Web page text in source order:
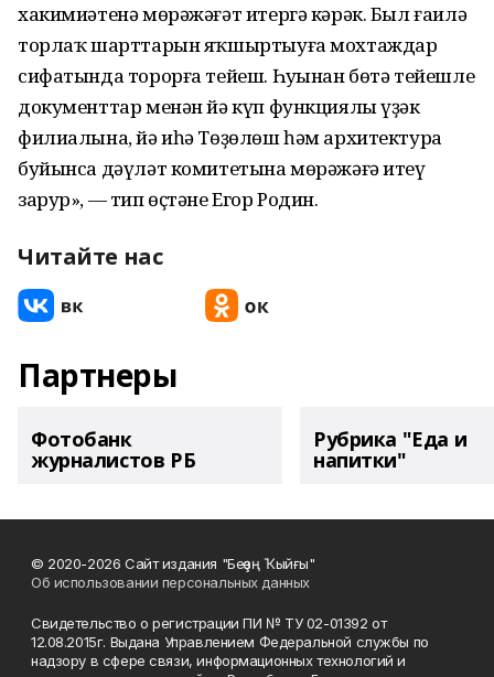
хакимиәтенә мөрәжәғәт итергә кәрәк. Был ғаилә
торлаҡ шарттарын яҡшыртыуға мохтаждар
сифатында торорға тейеш. Һуңынан бөтә тейешле
документтар менән йә күп функциялы үҙәк
филиалына, йә иһә Төҙөлөш һәм архитектура
буйынса дәүләт комитетына мөрәжәғә итеү
зарур», — тип өҫтәне Егор Родин.
Читайте нас
Партнеры
Фотобанк
журналистов РБ
Рубрика "Еда и
напитки"
© 2020-2026 Сайт издания "Беҙҙең Ҡыйғы"
Об использовании персональных данных
Свидетельство о регистрации ПИ № ТУ 02-01392 от
12.08.2015г. Выдана Управлением Федеральной службы по
надзору в сфере связи, информационных технологий и